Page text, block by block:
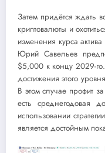
Затем придётся ждать
криптовалюты и
изменения курса
Юрий Савельев
$5,000 к концу 2029-
достижения этого
В этом случае профит
есть среднегодовая
использовании
является достойным